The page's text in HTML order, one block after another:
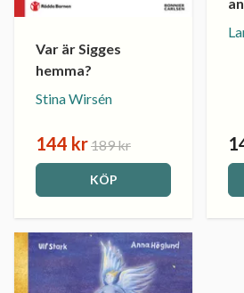
Var är Sigges
hemma?
Stina Wirsén
144 kr189 kr
KÖP